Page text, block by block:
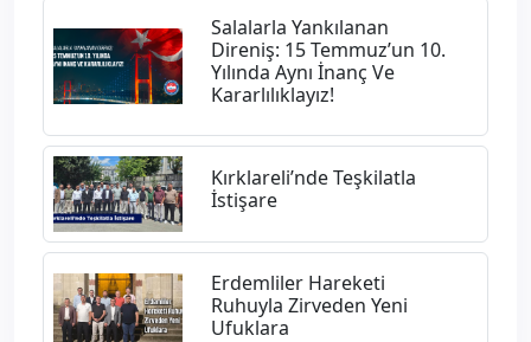
Salalarla Yankılanan
Direniş: 15 Temmuz’un 10.
Yılında Aynı İnanç Ve
Kararlılıklayız!
Kırklareli’nde Teşkilatla
İstişare
Erdemliler Hareketi
Ruhuyla Zirveden Yeni
Ufuklara